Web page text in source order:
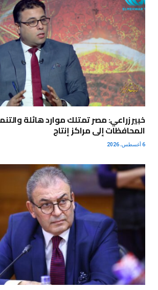
خبير زراعي: مصر تمتلك موارد هائلة
المحافظات إلى مراكز إنتاج
6 أغسطس، 2026